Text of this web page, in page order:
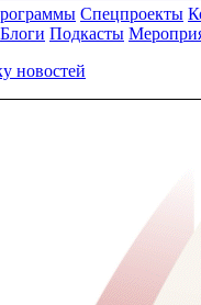
Спецпроекты
Блоги Подкасты
новостей